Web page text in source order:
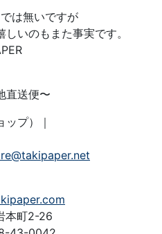
は無いですが
いのもまた事実です。
直送便〜
ップ）｜
本町2-26